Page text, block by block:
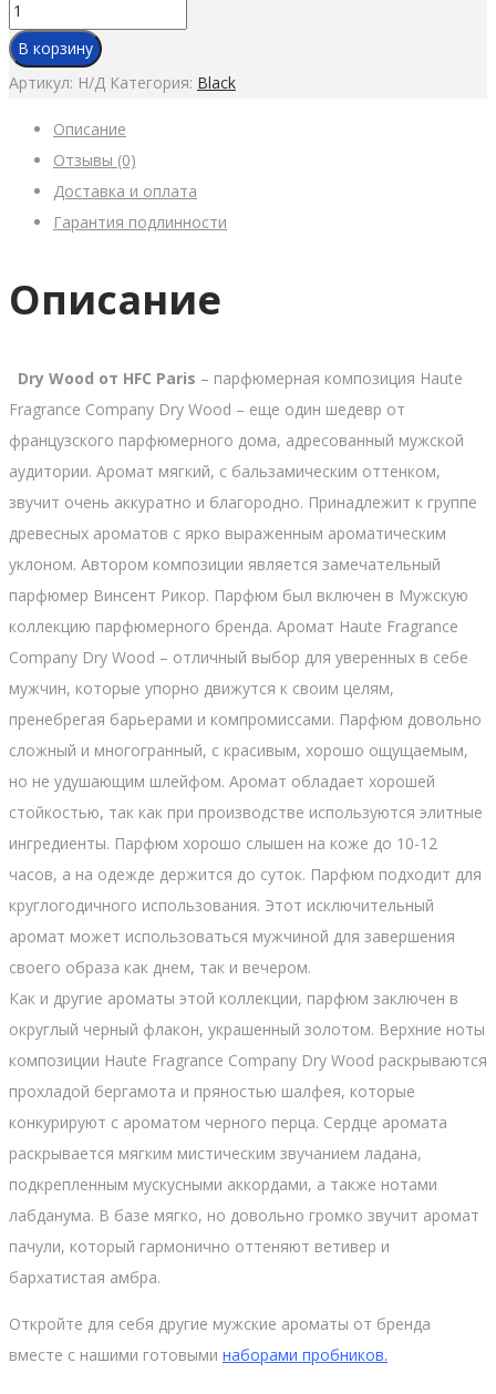
Количество
товара
Dry
Wood
В корзину
Артикул: Н/Д Категория: Black
Описание
Отзывы (0)
Доставка и оплата
Гарантия подлинности
Описание
Dry Wood от HFC Paris – парфюмерная композиция Haute
Fragrance Company Dry Wood – еще один шедевр от
французского парфюмерного дома, адресованный мужской
аудитории. Аромат мягкий, с бальзамическим оттенком,
звучит очень аккуратно и благородно. Принадлежит к группе
древесных ароматов с ярко выраженным ароматическим
уклоном. Автором композиции является замечательный
парфюмер Винсент Рикор. Парфюм был включен в Мужскую
коллекцию парфюмерного бренда. Аромат Haute Fragrance
Company Dry Wood – отличный выбор для уверенных в себе
мужчин, которые упорно движутся к своим целям,
пренебрегая барьерами и компромиссами. Парфюм довольно
сложный и многогранный, с красивым, хорошо ощущаемым,
но не удушающим шлейфом. Аромат обладает хорошей
стойкостью, так как при производстве используются элитные
ингредиенты. Парфюм хорошо слышен на коже до 10-12
часов, а на одежде держится до суток. Парфюм подходит для
круглогодичного использования. Этот исключительный
аромат может использоваться мужчиной для завершения
своего образа как днем, так и вечером.
Как и другие ароматы этой коллекции, парфюм заключен в
округлый черный флакон, украшенный золотом. Верхние ноты
композиции Haute Fragrance Company Dry Wood раскрываются
прохладой бергамота и пряностью шалфея, которые
конкурируют с ароматом черного перца. Сердце аромата
раскрывается мягким мистическим звучанием ладана,
подкрепленным мускусными аккордами, а также нотами
лабданума. В базе мягко, но довольно громко звучит аромат
пачули, который гармонично оттеняют ветивер и
бархатистая амбра.
Откройте для себя другие мужские ароматы от бренда
вместе с нашими готовыми наборами пробников.